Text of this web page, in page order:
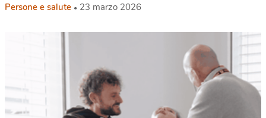
Persone e salute 23 marzo 2026